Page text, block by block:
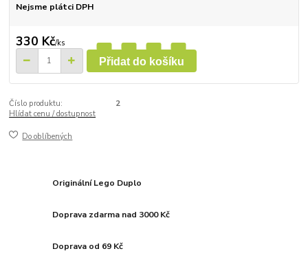
Nejsme plátci DPH
330 Kč/ks
Přidat do košíku
Číslo produktu:
2
Hlídat cenu / dostupnost
Do oblíbených
Originální Lego Duplo
Doprava zdarma nad 3000 Kč
Doprava od 69 Kč